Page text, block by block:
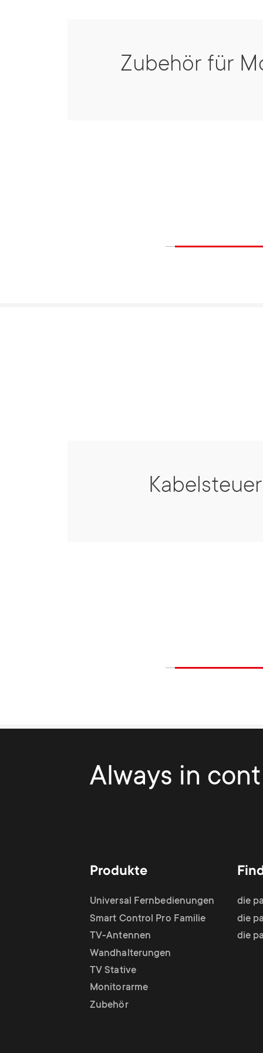
Zubehör für
Always in
Produkte
Universal Fernbedienungen
Smart Control Pro Familie
TV-Antennen
Wandhalterungen
TV Stative
Monitorarme
Zubehör
die
die
die